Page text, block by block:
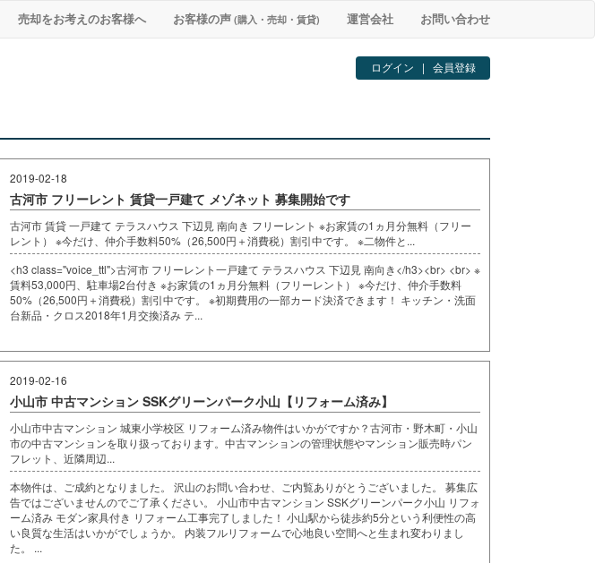
売却をお考えのお客様へ お客様の声 (購入・売却・賃貸) 運営会社 お問い合わせ
ログイン | 会員登録
2019-02-18
古河市 フリーレント 賃貸一戸建て メゾネット 募集開始です
古河市 賃貸 一戸建て テラスハウス 下辺見 南向き フリーレント ※お家賃の1ヵ月分無料（フリー
レント） ※今だけ、仲介手数料50%（26,500円＋消費税）割引中です。 ※二物件と...
<h3 class="voice_ttl">古河市 フリーレント一戸建て テラスハウス 下辺見 南向き</h3><br> <br> ※
賃料53,000円、駐車場2台付き ※お家賃の1ヵ月分無料（フリーレント） ※今だけ、仲介手数料
50%（26,500円＋消費税）割引中です。 ※初期費用の一部カード決済できます！ キッチン・洗面
台新品・クロス2018年1月交換済み テ...
2019-02-16
小山市 中古マンション SSKグリーンパーク小山【リフォーム済み】
小山市中古マンション 城東小学校区 リフォーム済み物件はいかがですか？古河市・野木町・小山
市の中古マンションを取り扱っております。中古マンションの管理状態やマンション販売時パン
フレット、近隣周辺...
本物件は、ご成約となりました。 沢山のお問い合わせ、ご内覧ありがとうございました。 募集広
告ではございませんのでご了承ください。 小山市中古マンション SSKグリーンパーク小山 リフォ
ーム済み モダン家具付き リフォーム工事完了しました！ 小山駅から徒歩約5分という利便性の高
い良質な生活はいかがでしょうか。 内装フルリフォームで心地良い空間へと生まれ変わりまし
た。 ...